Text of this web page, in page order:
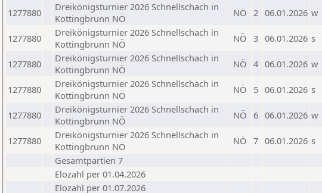
1277880
Dreikönigsturnier 2026 Schnellschach in
Kottingbrunn NÖ
NÖ 2 06.01.2026 w
1277880
Dreikönigsturnier 2026 Schnellschach in
Kottingbrunn NÖ
NÖ 3 06.01.2026 s
1277880
Dreikönigsturnier 2026 Schnellschach in
Kottingbrunn NÖ
NÖ 4 06.01.2026 w
1277880
Dreikönigsturnier 2026 Schnellschach in
Kottingbrunn NÖ
NÖ 5 06.01.2026 s
1277880
Dreikönigsturnier 2026 Schnellschach in
Kottingbrunn NÖ
NÖ 6 06.01.2026 w
1277880
Dreikönigsturnier 2026 Schnellschach in
Kottingbrunn NÖ
NÖ 7 06.01.2026 s
Gesamtpartien 7
Elozahl per 01.04.2026
Elozahl per 01.07.2026